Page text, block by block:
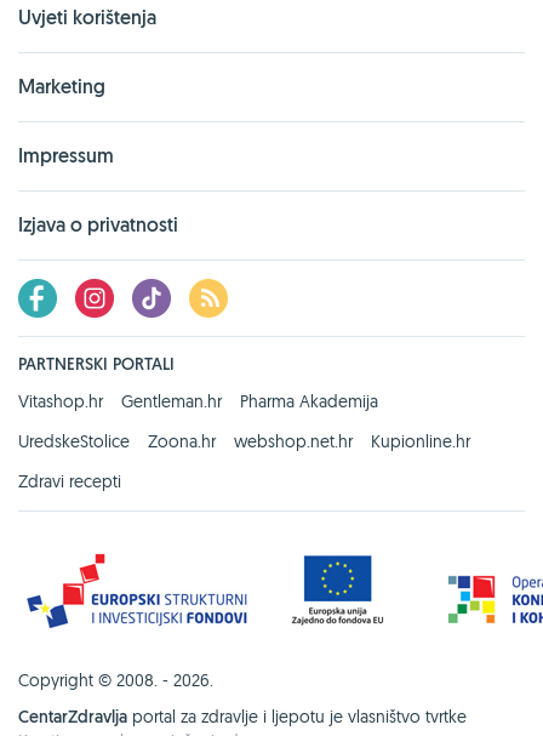
Uvjeti korištenja
Marketing
Impressum
Izjava o privatnosti
PARTNERSKI PORTALI
Vitashop.hr
Gentleman.hr
Pharma Akademija
UredskeStolice
Zoona.hr webshop.net.hr
Kupionline.hr
Zdravi recepti
Copyright © 2008. - 2026.
CentarZdravlja portal za zdravlje i ljepotu je vlasništvo tvrtke